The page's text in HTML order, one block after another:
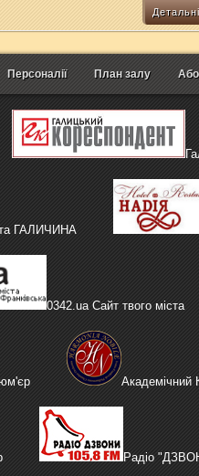
Персоналії План залу
ГАЛИЧИНА
0342.ua Сайт твого міста
Академічний
Радіо